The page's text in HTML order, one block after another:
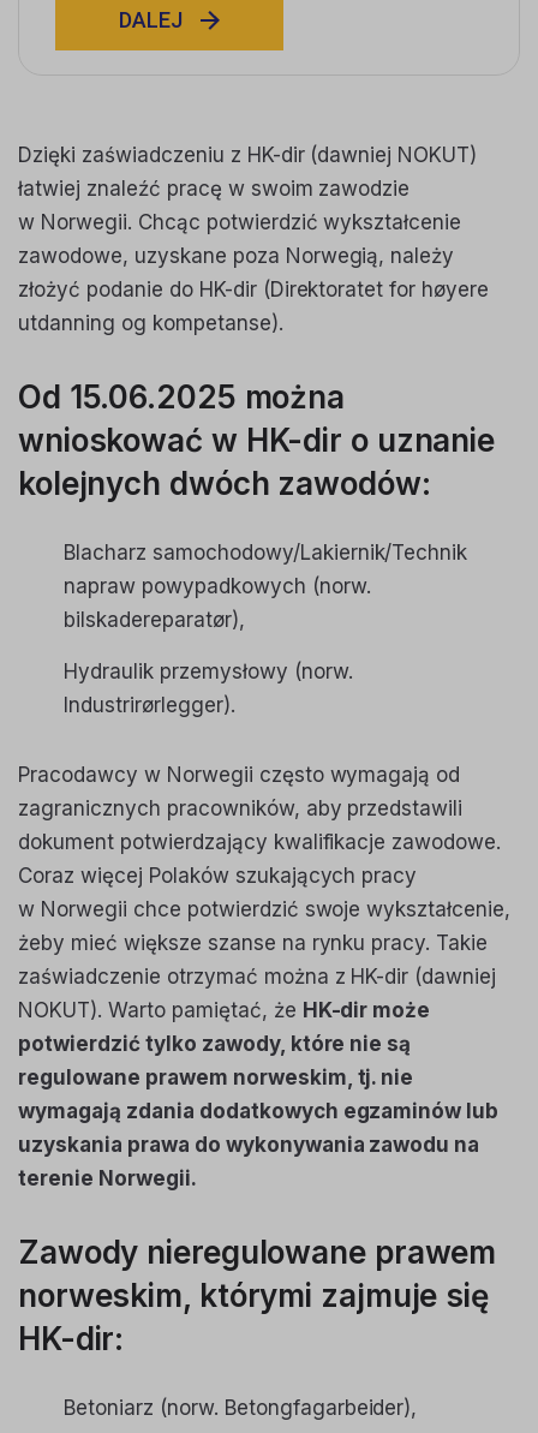
DALEJ
Dzięki zaświadczeniu z HK-dir (dawniej NOKUT)
łatwiej znaleźć pracę w swoim zawodzie
w Norwegii. Chcąc potwierdzić wykształcenie
zawodowe, uzyskane poza Norwegią, należy
złożyć podanie do HK-dir (Direktoratet for høyere
utdanning og kompetanse).
Od 15.06.2025 można
wnioskować w HK-dir o uznanie
kolejnych dwóch zawodów:
Blacharz samochodowy/Lakiernik/Technik
napraw powypadkowych (norw.
bilskadereparatør),
Hydraulik przemysłowy (norw.
Industrirørlegger).
Pracodawcy w Norwegii często wymagają od
zagranicznych pracowników, aby przedstawili
dokument potwierdzający kwalifikacje zawodowe.
Coraz więcej Polaków szukających pracy
w Norwegii chce potwierdzić swoje wykształcenie,
żeby mieć większe szanse na rynku pracy. Takie
zaświadczenie otrzymać można z HK-dir (dawniej
NOKUT). Warto pamiętać, że HK-dir może
potwierdzić tylko zawody, które nie są
regulowane prawem norweskim, tj. nie
wymagają zdania dodatkowych egzaminów lub
uzyskania prawa do wykonywania zawodu na
terenie Norwegii.
Zawody nieregulowane prawem
norweskim, którymi zajmuje się
HK-dir:
Betoniarz (norw. Betongfagarbeider),